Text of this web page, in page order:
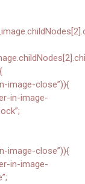
image-close”)){
in-image-
image-close”)){
in-image-